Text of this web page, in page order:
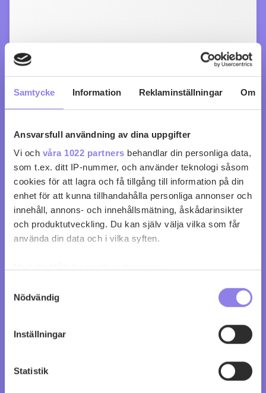
Samtycke Information Reklaminställningar Om
Ansvarsfull användning av dina uppgifter
Vi och våra 1022 partners behandlar din personliga data,
som t.ex. ditt IP-nummer, och använder teknologi såsom
cookies för att lagra och få tillgång till information på din
enhet för att kunna tillhandahålla personliga annonser och
innehåll, annons- och innehållsmätning, åskådarinsikter
och produktutveckling. Du kan själv välja vilka som får
använda din data och i vilka syften.
som kan ha en noggrannhet på upp till flera meter
Ta reda på mer om hur dina personliga uppgifter
Du kan ändra eller dra tillbaka ditt samtycke när som
Nödvändig
Inställningar
Statistik
köp 129 kr